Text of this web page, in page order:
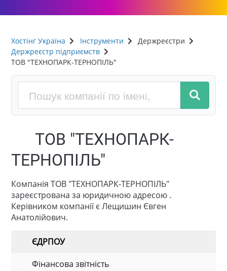
Хостінг Україна Інструменти
Держреєстри
Держреєстр підприємств
ТОВ "ТЕХНОПАРК-ТЕРНОПІЛЬ"
ТОВ "ТЕХНОПАРК-
ТЕРНОПІЛЬ"
Компанія ТОВ "ТЕХНОПАРК-ТЕРНОПІЛЬ"
зареєстрована за юридичною адресою .
Керівником компанії є Лещишин Євген
Анатолійович.
ЄДРПОУ
Фінансова звітність